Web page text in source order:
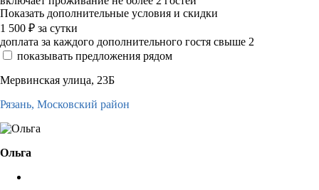
Показать дополнительные условия и скидки
1 500 ₽ за сутки
доплата за каждого дополнительного гостя свыше 2
показывать предложения рядом
Мервинская улица, 23Б
Рязань, Московский район
Ольга